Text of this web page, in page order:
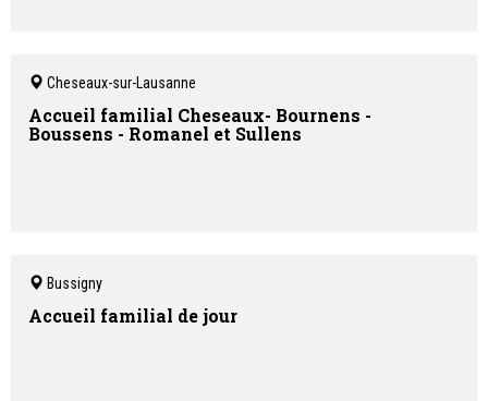
Cheseaux-sur-Lausanne
Accueil familial Cheseaux- Bournens -
Boussens - Romanel et Sullens
Bussigny
Accueil familial de jour